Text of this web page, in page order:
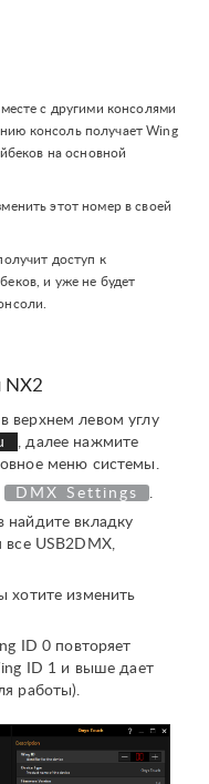
с другими консолями
консоль получает Wing
на основной
этот номер в своей
доступ к
и уже не будет
NX2
в верхнем левом углу
, далее нажмите
меню системы.
DMX Settings
.
найдите вкладку
USB2DMX,
хотите изменить
ID 0 повторяет
ID 1 и выше дает
работы).